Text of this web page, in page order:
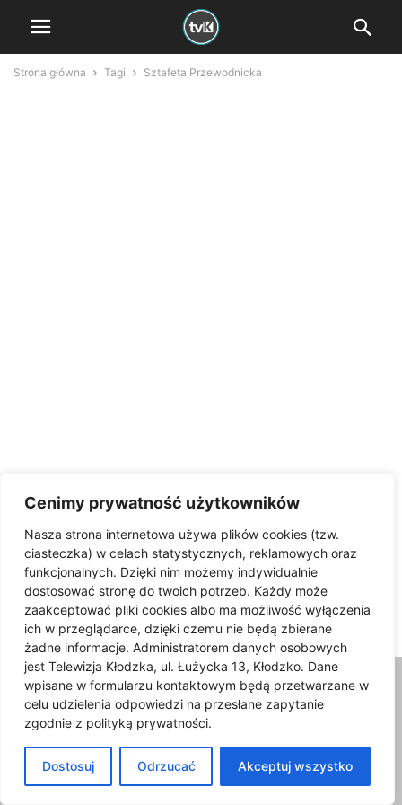
Cenimy prywatność użytkowników
Nasza strona internetowa używa plików cookies (tzw.
ciasteczka) w celach statystycznych, reklamowych oraz
funkcjonalnych. Dzięki nim możemy indywidualnie
dostosować stronę do twoich potrzeb. Każdy może
zaakceptować pliki cookies albo ma możliwość wyłączenia
ich w przeglądarce, dzięki czemu nie będą zbierane
żadne informacje. Administratorem danych osobowych
jest Telewizja Kłodzka, ul. Łużycka 13, Kłodzko. Dane
wpisane w formularzu kontaktowym będą przetwarzane w
celu udzielenia odpowiedzi na przesłane zapytanie
zgodnie z polityką prywatności.
Dostosuj Odrzucać Akceptuj wszystko
Strona główna Tagi Sztafeta Przewodnicka
Sztafeta Przewodnicka
IV Sztafeta Przewodnicka za
nami. Przewodnicy pokonali
blisko 240 km przez...
06/07/2026